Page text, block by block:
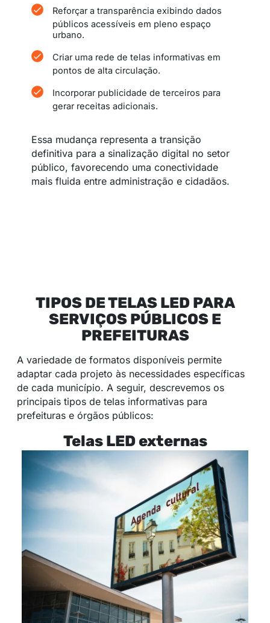
Reforçar a transparência exibindo dados
públicos acessíveis em pleno espaço
urbano.
Criar uma rede de telas informativas em
pontos de alta circulação.
Incorporar publicidade de terceiros para
gerar receitas adicionais.
Essa mudança representa a transição
definitiva para a sinalização digital no setor
público, favorecendo uma conectividade
mais fluida entre administração e cidadãos.
TIPOS DE TELAS LED PARA
SERVIÇOS PÚBLICOS E
PREFEITURAS
A variedade de formatos disponíveis permite
adaptar cada projeto às necessidades específicas
de cada município. A seguir, descrevemos os
principais tipos de telas informativas para
prefeituras e órgãos públicos:
Telas LED externas